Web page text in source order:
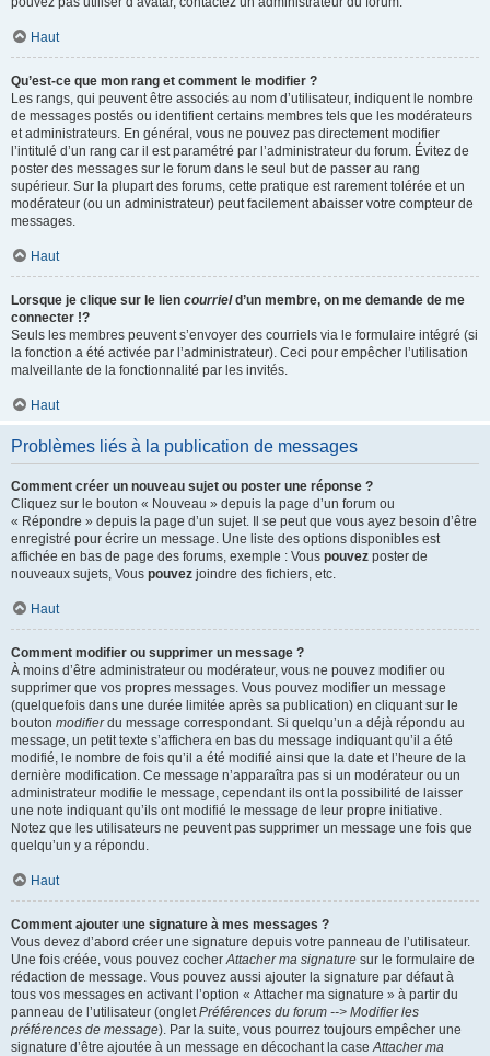
Haut
Qu’est-ce que mon rang et comment le modifier ?
Les rangs, qui peuvent être associés au nom d’utilisateur, indiquent le nombre
de messages postés ou identifient certains membres tels que les modérateurs
et administrateurs. En général, vous ne pouvez pas directement modifier
l’intitulé d’un rang car il est paramétré par l’administrateur du forum. Évitez de
poster des messages sur le forum dans le seul but de passer au rang
supérieur. Sur la plupart des forums, cette pratique est rarement tolérée et un
modérateur (ou un administrateur) peut facilement abaisser votre compteur de
messages.
Haut
Lorsque je clique sur le lien courrield’un membre, on me demande de me
connecter !?
Seuls les membres peuvent s’envoyer des courriels via le formulaire intégré (si
la fonction a été activée par l’administrateur). Ceci pour empêcher l’utilisation
malveillante de la fonctionnalité par les invités.
Haut
Problèmes liés à la publication de messages
Comment créer un nouveau sujet ou poster une réponse ?
Cliquez sur le bouton « Nouveau » depuis la page d’un forum ou
« Répondre » depuis la page d’un sujet. Il se peut que vous ayez besoin d’être
enregistré pour écrire un message. Une liste des options disponibles est
affichée en bas de page des forums, exemple : Vous pouvez poster de
nouveaux sujets, Vous pouvez joindre des fichiers, etc.
Haut
Comment modifier ou supprimer un message ?
À moins d’être administrateur ou modérateur, vous ne pouvez modifier ou
supprimer que vos propres messages. Vous pouvez modifier un message
(quelquefois dans une durée limitée après sa publication) en cliquant sur le
bouton modifierdu message correspondant. Si quelqu’un a déjà répondu au
message, un petit texte s’affichera en bas du message indiquant qu’il a été
modifié, le nombre de fois qu’il a été modifié ainsi que la date et l’heure de la
dernière modification. Ce message n’apparaîtra pas si un modérateur ou un
administrateur modifie le message, cependant ils ont la possibilité de laisser
une note indiquant qu’ils ont modifié le message de leur propre initiative.
Notez que les utilisateurs ne peuvent pas supprimer un message une fois que
quelqu’un y a répondu.
Haut
Comment ajouter une signature à mes messages ?
Vous devez d’abord créer une signature depuis votre panneau de l’utilisateur.
Une fois créée, vous pouvez cocherAttacher ma signature sur le formulaire de
rédaction de message. Vous pouvez aussi ajouter la signature par défaut à
tous vos messages en activant l’option « Attacher ma signature » à partir du
panneau de l’utilisateur (ongletPréférences du forum --> Modifier les
préférences de message). Par la suite, vous pourrez toujours empêcher une
signature d’être ajoutée à un message en décochant la caseAttacher ma